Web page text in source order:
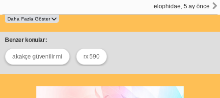
elophidae, 5 ay önce
Benzer konular:
akakçe güvenilir mi rx 590